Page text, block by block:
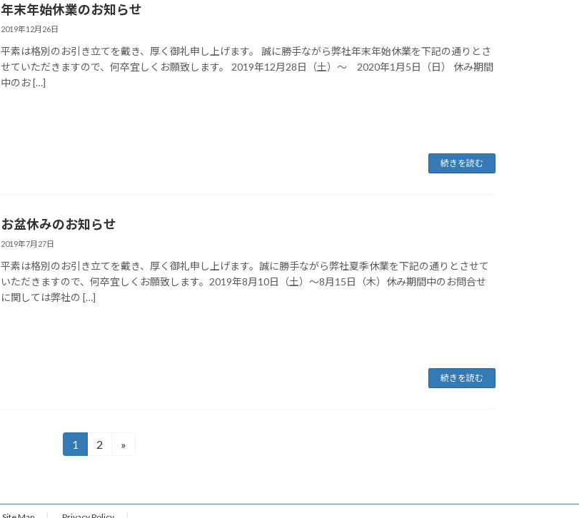
年末年始休業のお知らせ
2019年12月26日
平素は格別のお引き立てを戴き、厚く御礼申し上げます。 誠に勝手ながら弊社年末年始休業を下記の通りとさ
せていただきますので、何卒宜しくお願致します。 2019年12月28日（土）～ 2020年1月5日（日） 休み期間
中のお […]
続きを読む
お盆休みのお知らせ
2019年7月27日
平素は格別のお引き立てを戴き、厚く御礼申し上げます。誠に勝手ながら弊社夏季休業を下記の通りとさせて
いただきますので、何卒宜しくお願致します。2019年8月10日（土）～8月15日（木）休み期間中のお問合せ
に関しては弊社の […]
続きを読む
固
ジ
1
固
ジ
2 »